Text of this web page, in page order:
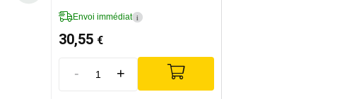
Envoi immédiat i
30,55 €
- +